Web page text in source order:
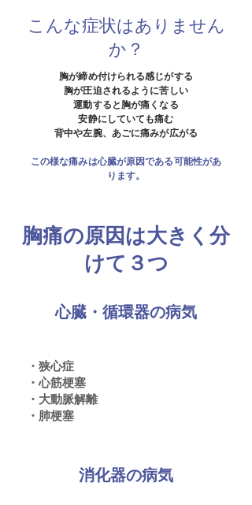
こんな症状はありません
か？
胸が締め付けられる感じがする
胸が圧迫されるように苦しい
運動すると胸が痛くなる
安静にしていても痛む
背中や左腕、あごに痛みが広がる
​この様な痛みは心臓が原因である可能性があ
ります。
胸痛の原因は大きく分
けて３つ
心臓・循環器の病気
・狭心症
・心筋梗塞
・大動脈解離
​・肺梗塞
消化器の病気